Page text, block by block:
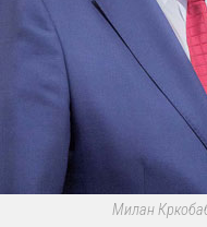
Милан